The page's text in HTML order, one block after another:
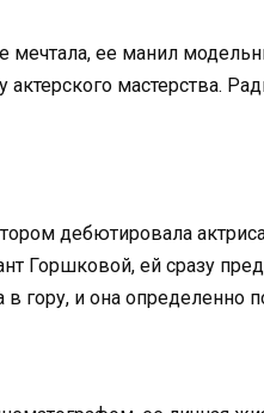
ее манил
мастерства.
дебютировала
Горшковой, ей сразу
гору, и она определенно